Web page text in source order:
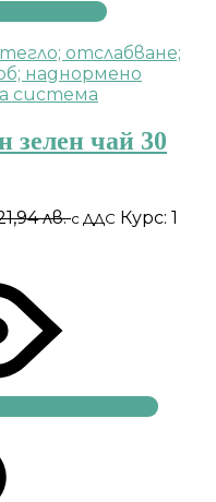
чай 30
лв.с ДДС Курс: 1